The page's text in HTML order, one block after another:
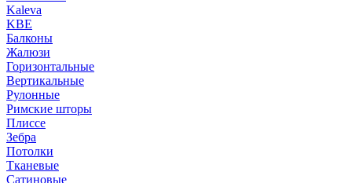
Kaleva
KBE
Балконы
Жалюзи
Горизонтальные
Вертикальные
Рулонные
Римские шторы
Плиссе
Зебра
Потолки
Тканевые
Сатиновые